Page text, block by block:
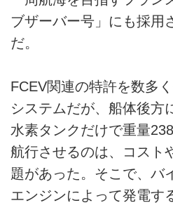
ブザーバー号」にも採用
だ。
FCEV関連の特許を数多
システムだが、船体後方
水素タンクだけで重量
航行させるのは、コスト
題があった。そこで、バ
エンジンによって発電す